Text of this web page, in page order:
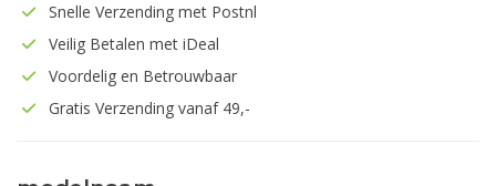
Snelle Verzending met Postnl
Veilig Betalen met iDeal
Voordelig en Betrouwbaar
Gratis Verzending vanaf 49,-